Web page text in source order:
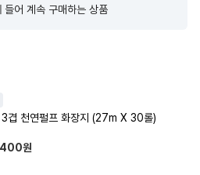
들어 계속 구매하는 상품
겹 천연펄프 화장지 (27m X 30롤)
원